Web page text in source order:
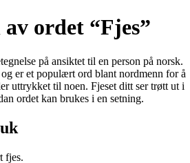
ordet “Fjes”
på ansiktet til en person på norsk.
er et populært ord blant nordmenn for å
uttrykket til noen. Fjeset ditt ser trøtt ut i
ordet kan brukes i en setning.
fjes.